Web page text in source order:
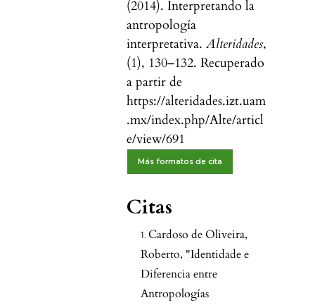
(2014). Interpretando la
antropología
interpretativa. Alteridades,
(1), 130–132. Recuperado
a partir de
https://alteridades.izt.uam
.mx/index.php/Alte/articl
e/view/691
Más formatos de cita
Citas
Cardoso de Oliveira,
Roberto, "Identidade e
Diferencia entre
Antropologías